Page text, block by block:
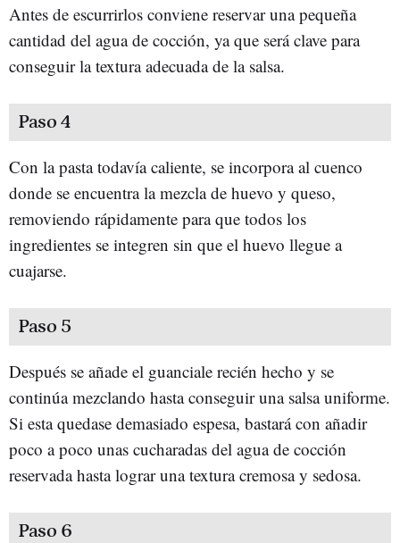
Antes de escurrirlos conviene reservar una pequeña
cantidad del agua de cocción, ya que será clave para
conseguir la textura adecuada de la salsa.
Paso 4
Con la pasta todavía caliente, se incorpora al cuenco
donde se encuentra la mezcla de huevo y queso,
removiendo rápidamente para que todos los
ingredientes se integren sin que el huevo llegue a
cuajarse.
Paso 5
Después se añade el guanciale recién hecho y se
continúa mezclando hasta conseguir una salsa uniforme.
Si esta quedase demasiado espesa, bastará con añadir
poco a poco unas cucharadas del agua de cocción
reservada hasta lograr una textura cremosa y sedosa.
Paso 6